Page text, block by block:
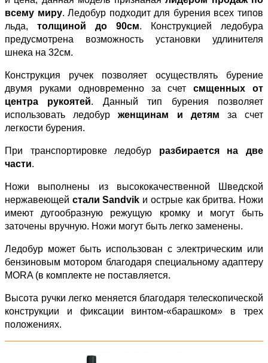
всему миру. Ледобур подходит для бурения всех типов
льда, толщиной до 90см. Конструкцией ледобура
предусмотрена возможность установки удлинителя
шнека на 32см.
Конструкция ручек позволяет осуществлять бурение
двумя руками одновременно за счетсмщенных от
центра рукоятей. Данный тип бурения позволяет
использовать ледобурженщинам и детям за счет
легкости бурения.
При транспортировке ледобур разбирается на две
части.
Ножи выполнены из высококачественной Шведской
нержавеющей стали Sandvik и острые как бритва. Ножи
имеют дугообразную режущую кромку и могут быть
заточены вручную. Ножи могут быть легко заменены.
Ледобур может быть использован с электрическим или
бензиновым мотором благодаря специальному адаптеру
MORA (в комплекте не поставляется.
Высота ручки легко меняется благодаря телескопической
конструкции и фиксации винтом-«барашком» в трех
положениях.